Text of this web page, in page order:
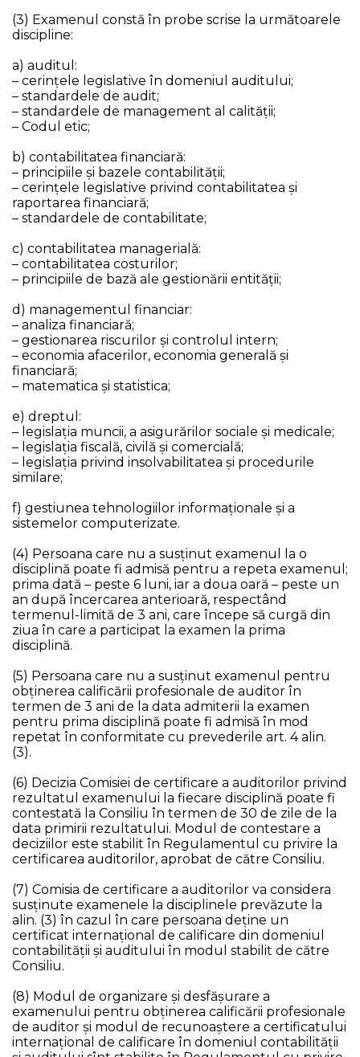
(3) Examenul constă în probe scrise la următoarele
discipline:
a) auditul:
– cerinţele legislative în domeniul auditului;
– standardele de audit;
– standardele de management al calităţii;
– Codul etic;
b) contabilitatea financiară:
– principiile şi bazele contabilităţii;
– cerinţele legislative privind contabilitatea și
raportarea financiară;
– standardele de contabilitate;
c) contabilitatea managerială:
– contabilitatea costurilor;
– principiile de bază ale gestionării entității;
d) managementul financiar:
– analiza financiară;
– gestionarea riscurilor şi controlul intern;
– economia afacerilor, economia generală şi
financiară;
– matematica şi statistica;
e) dreptul:
– legislaţia muncii, a asigurărilor sociale şi medicale;
– legislaţia fiscală, civilă şi comercială;
– legislaţia privind insolvabilitatea şi procedurile
similare;
f) gestiunea tehnologiilor informaţionale şi a
sistemelor computerizate.
(4) Persoana care nu a susținut examenul la o
disciplină poate fi admisă pentru a repeta examenul;
prima dată – peste 6 luni, iar a doua oară – peste un
an după încercarea anterioară, respectând
termenul-limită de 3 ani, care începe să curgă din
ziua în care a participat la examen la prima
disciplină.
(5) Persoana care nu a susținut examenul pentru
obținerea calificării profesionale de auditor în
termen de 3 ani de la data admiterii la examen
pentru prima disciplină poate fi admisă în mod
repetat în conformitate cu prevederile art. 4 alin.
(3).
(6) Decizia Comisiei de certificare a auditorilor privind
rezultatul examenului la fiecare disciplină poate fi
contestată la Consiliu în termen de 30 de zile de la
data primirii rezultatului. Modul de contestare a
deciziilor este stabilit în Regulamentul cu privire la
certificarea auditorilor, aprobat de către Consiliu.
(7) Comisia de certificare a auditorilor va considera
susţinute examenele la disciplinele prevăzute la
alin. (3) în cazul în care persoana deţine un
certificat internaţional de calificare din domeniul
contabilităţii şi auditului în modul stabilit de către
Consiliu.
(8) Modul de organizare și desfășurare a
examenului pentru obținerea calificării profesionale
de auditor și modul de recunoaștere a certificatului
internațional de calificare în domeniul contabilității